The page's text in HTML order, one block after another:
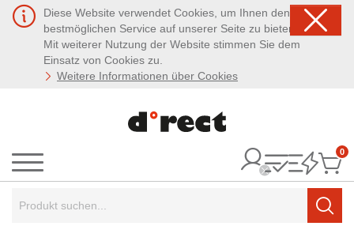
Diese Website verwendet Cookies, um Ihnen den
bestmöglichen Service auf unserer Seite zu bieten.
Mit weiterer Nutzung der Website stimmen Sie dem
Einsatz von Cookies zu.
Weitere Informationen über Cookies
Menü
0